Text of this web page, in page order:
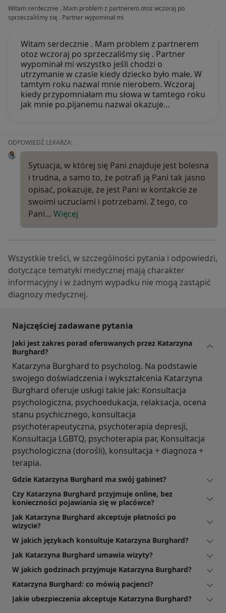
Witam serdecznie . Mam problem z partnerem otoz wczoraj po
sprzeczaliśmy się . Partner wypominał mi
Witam serdecznie . Mam problem z partnerem
otoz wczoraj po sprzeczaliśmy się . Partner
wypominał mi wszystko jeśli chodzi o
utrzymanie w czasie kiedy dziecko było małe. W
tamtym roku nazwal mnie nierobem. Wczoraj
kiedy przypomniałam mu słowa w tamtego roku
jak mnie po.pijanemu nazwal okazuje…
ODPOWIEDŹ LEKARZA:
Sytuacja, w której się Pani znajduje jest bolesna
i trudna, a samo to, że potrafi ją Pani tak jasno
opisać, pokazuje, że jest Pani w kontakcie ze
swoimi uczuciami i potrzebami. Z tego, co
Pani… Więcej
Wszystkie treści, w szczególności pytania i odpowiedzi,
dotyczące tematyki medycznej mają charakter
informacyjny i w żadnym wypadku nie mogą zastąpić
diagnozy medycznej.
Najczęściej zadawane pytania
Jaki jest zakres porad oferowanych przez Katarzyna
Burghard?
Katarzyna Burghard to psycholog. Na podstawie
swojego doświadczenia i wykształcenia Katarzyna
Burghard oferuje usługi takie jak: Konsultacja
psychologiczna, psychoedukacja, relaksacja, ocena
stanu psychicznego, konsultacja
psychoterapeutyczna, psychoterapia depresji,
Konsultacja LGBTQ, psychoterapia par, Konsultacja
psychologiczna (dorośli), konsultacja + diagnoza +
terapia.
Gdzie Katarzyna Burghard ma swój gabinet?
Czy Katarzyna Burghard przyjmuje online, bez
konieczności pojawiania się w placówce?
Jak Katarzyna Burghard akceptuje płatności po
wizycie?
W jakich językach konsultuje Katarzyna Burghard?
Jak Katarzyna Burghard umawia wizyty?
W jakich godzinach przyjmuje Katarzyna Burghard?
Katarzyna Burghard: co mówią pacjenci?
Jakie ubezpieczenia akceptuje Katarzyna Burghard?